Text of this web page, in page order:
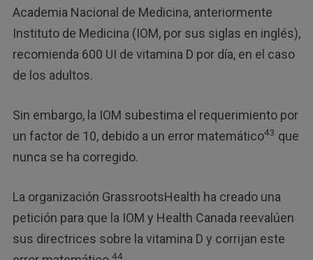
Academia Nacional de Medicina, anteriormente
Instituto de Medicina (IOM, por sus siglas en inglés),
recomienda 600 UI de vitamina D por día, en el caso
de los adultos.
Sin embargo, la IOM subestima el requerimiento por
un factor de 10, debido a un error matemático43 que
nunca se ha corregido.
La organización GrassrootsHealth ha creado una
petición para que la IOM y Health Canada reevalúen
sus directrices sobre la vitamina D y corrijan este
44